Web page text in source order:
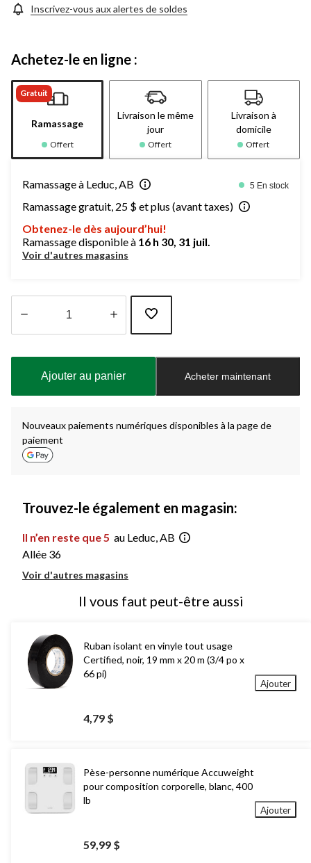
Inscrivez-vous aux alertes de soldes
Achetez-le en ligne :
Gratuit
Ramassage
Offert
Livraison le même
jour
Offert
Livraison à
domicile
Offert
Ramassage à Leduc, AB 5 En stock
Ramassage gratuit, 25 $ et plus (avant taxes)
Obtenez-le dès aujourd’hui!
Ramassage disponible à 16 h 30, 31 juil.
Voir d'autres magasins
à
Ajouter au panier Acheter maintenant
Nouveaux paiements numériques disponibles à la page de
paiement
Trouvez-le également en magasin:
Il n’en reste que 5 au Leduc, AB
Allée 36
Voir d'autres magasins
Il vous faut peut-être aussi
Ruban isolant en vinyle tout usage
Certified, noir, 19 mm x 20 m (3/4 po x
66 pi)
4,79 $
Ajouter
Pèse-personne numérique Accuweight
pour composition corporelle, blanc, 400
lb
59,99 $
Ajouter